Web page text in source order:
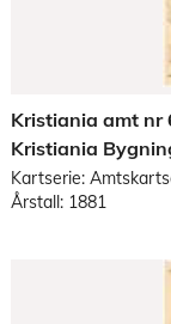
Kristiania amt nr
Kristiania
Kartserie:
Årstall: 1881